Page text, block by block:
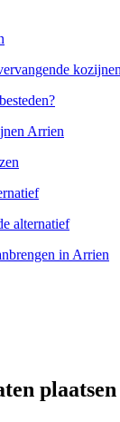
Arrien
alternatief
in Arrien
plaatsen